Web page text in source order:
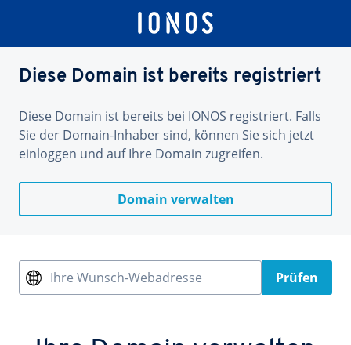
Diese Domain ist bereits registriert
Diese Domain ist bereits bei IONOS registriert. Falls
Sie der Domain-Inhaber sind, können Sie sich jetzt
einloggen und auf Ihre Domain zugreifen.
Domain verwalten
Ihre Wunsch-Webadresse Prüfen